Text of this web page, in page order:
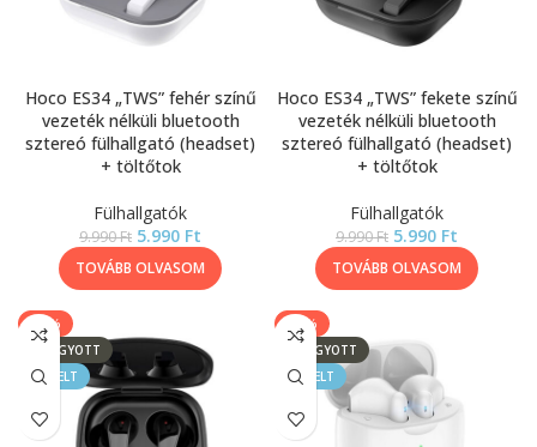
Hoco ES34 „TWS” fehér színű
vezeték nélküli bluetooth
sztereó fülhallgató (headset)
+ töltőtok
Fülhallgatók
9.990Ft 5.990 Ft
TOVÁBB OLVASOM
Hoco ES34 „TWS” fekete színű
vezeték nélküli bluetooth
sztereó fülhallgató (headset)
+ töltőtok
Fülhallgatók
9.990Ft 5.990 Ft
TOVÁBB OLVASOM
-30%
ELFOGYOTT
KIEMELT
-30%
ELFOGYOTT
KIEMELT